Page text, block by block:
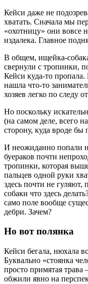
Кейси даже не
хватать. Сначала мы
«охотницу» они вовсе
издалека. Главное
В общем, ищейка-
свернули с тропинки,
Кейси куда-то
нашла что-то
хозяев легко по следу
Но поскольку
(на самом деле, всего
сторону, куда вроде бы
И неожиданно попали
буераков почти
тропинки, которая
пальцев одной руки
здесь почти не
собаки что здесь
само поле вообще
дебри. Зачем?
Но вот полянка
Кейси бегала, нюхала
Буквально «стоянка
просто примятая
обжили явно на